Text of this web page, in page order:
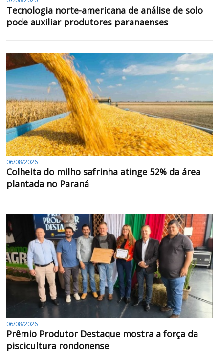
Tecnologia norte-americana de análise de solo
pode auxiliar produtores paranaenses
06/08/2026
Colheita do milho safrinha atinge 52% da área
plantada no Paraná
06/08/2026
Prêmio Produtor Destaque mostra a força da
piscicultura rondonense